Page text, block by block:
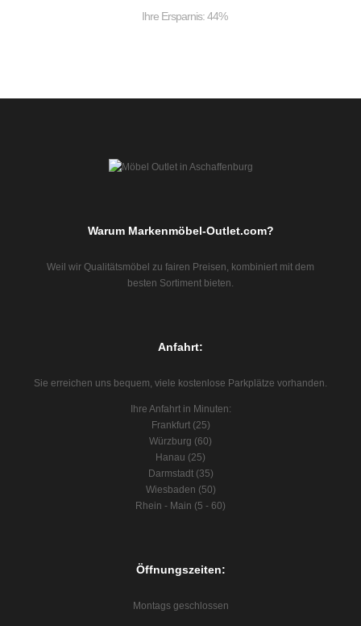
Ihre Ersparnis: 44%
Warum Markenmöbel-Outlet.com?
Weil wir Qualitätsmöbel zu fairen Preisen, kombiniert mit dem
besten Sortiment bieten.
Anfahrt:
Sie erreichen uns bequem, viele kostenlose Parkplätze vorhanden.
Ihre Anfahrt in Minuten:
Frankfurt (25)
Würzburg (60)
Hanau (25)
Darmstadt (35)
Wiesbaden (50)
Rhein - Main (5 - 60)
Öffnungszeiten:
Montags geschlossen